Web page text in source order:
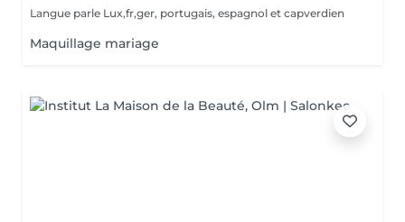
Langue parle Lux,fr,ger, portugais, espagnol et capverdien
Maquillage mariage